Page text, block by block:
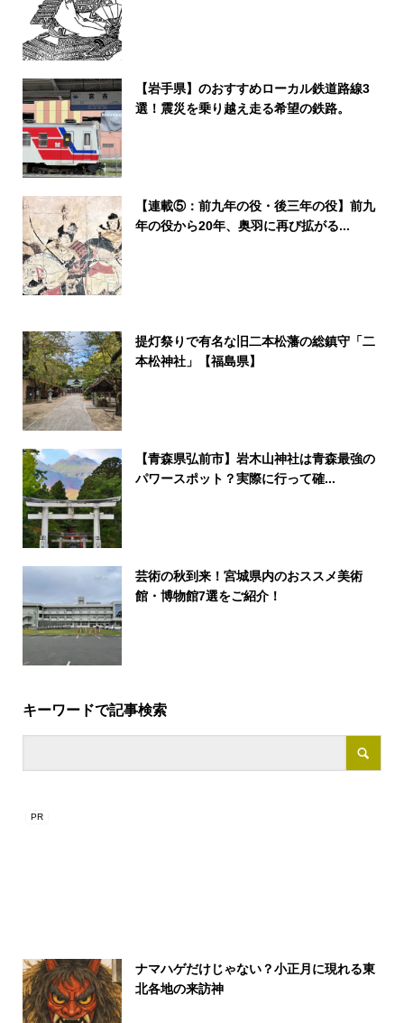
【岩手県】のおすすめローカル鉄道路線3
選！震災を乗り越え走る希望の鉄路。
【連載⑤：前九年の役・後三年の役】前九
年の役から20年、奥羽に再び拡がる...
提灯祭りで有名な旧二本松藩の総鎮守「二
本松神社」【福島県】
【青森県弘前市】岩木山神社は青森最強の
パワースポット？実際に行って確...
芸術の秋到来！宮城県内のおススメ美術
館・博物館7選をご紹介！
キーワードで記事検索
ナマハゲだけじゃない？小正月に現れる東
北各地の来訪神